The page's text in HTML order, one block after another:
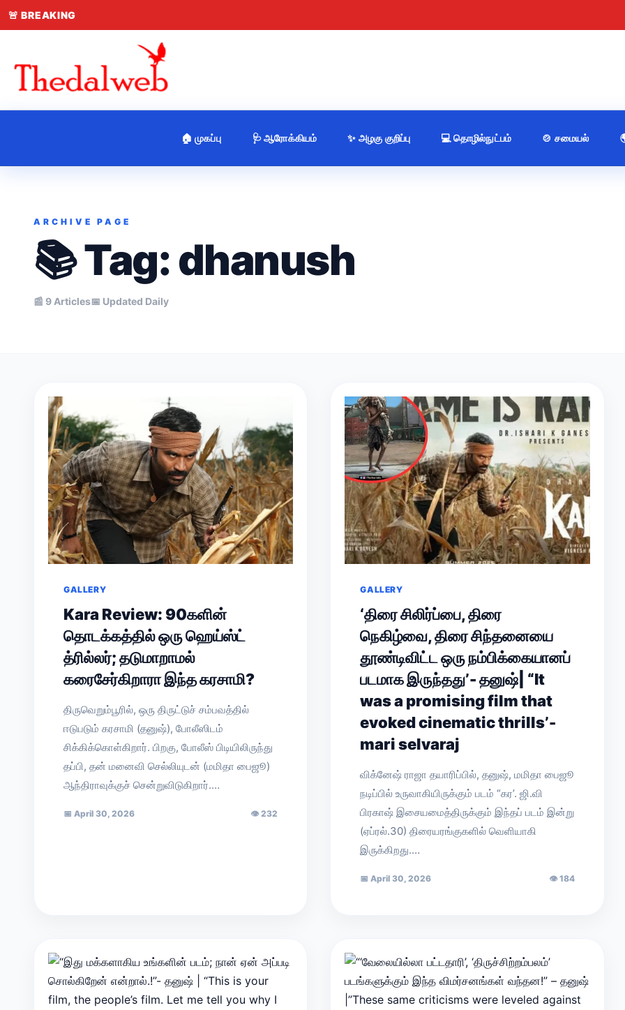
🚨BREAKING
🏠 முகப்பு 🩺 ஆரோக்கியம் ✨ அழகு குறிப்பு 💻 தொழில்நுட்பம் 🍲 சமையல்
ARCHIVE PAGE
📚 Tag:dhanush
📰 9 Articles📅 Updated Daily
GALLERY
Kara Review: 90களின்
தொடக்கத்தில் ஒரு ஹெய்ஸ்ட்
த்ரில்லர்; தடுமாறாமல்
கரைசேர்கிறாரா இந்த கரசாமி?
திருவெறும்பூரில், ஒரு திருட்டுச் சம்பவத்தில்
ஈடுபடும் கரசாமி (தனுஷ்), போலீஸிடம்
சிக்கிக்கொள்கிறார். பிறகு, போலீஸ் பிடியிலிருந்து
தப்பி, தன் மனைவி செல்லியுடன் (மமிதா பைஜூ)
ஆந்திராவுக்குச் சென்றுவிடுகிறார்.…
📅 April 30, 2026 👁232
GALLERY
‘திரை சிலிர்ப்பை, திரை
நெகிழ்வை, திரை சிந்தனையை
தூண்டிவிட்ட ஒரு நம்பிக்கையானப்
படமாக இருந்தது’- தனுஷ்| “It
was a promising film that
evoked cinematic thrills’-
mari selvaraj
விக்னேஷ் ராஜா தயாரிப்பில், தனுஷ், மமிதா பைஜூ
நடிப்பில் உருவாகியிருக்கும் படம் “கர’. ஜி.வி
பிரகாஷ் இசையமைத்திருக்கும் இந்தப் படம் இன்று
(ஏப்ரல்.30) திரையரங்குகளில் வெளியாகி
இருக்கிறது.…
📅 April 30, 2026 👁184